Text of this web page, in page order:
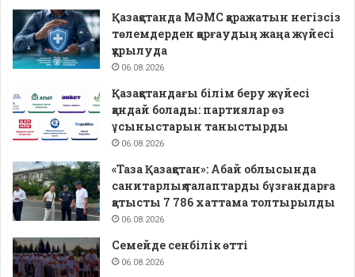
Қазақстанда МӘМС қаражатын негізсіз
төлемдерден қорғаудың жаңа жүйесі
құрылуда
06.08.2026
Қазақстандағы білім беру жүйесі
қандай болады: партиялар өз
ұсыныстарын таныстырды
06.08.2026
«Таза Қазақстан»: Абай облысында
санитарлық талаптарды бұзғандарға
қатысты 7 786 хаттама толтырылды
06.08.2026
Семейде сенбілік өтті
06.08.2026